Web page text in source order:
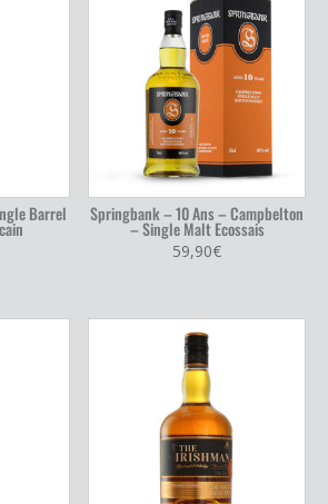
Barrel Springbank – 10 Ans – Campbelton
– Single Malt Ecossais
59,90€